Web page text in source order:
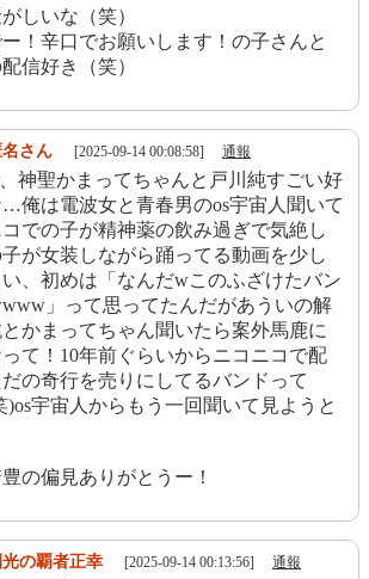
しいな（笑）
！辛口でお願いします！の子さんと
信好き（笑）
名さん [2025-09-14 00:08:58] 通報
神聖かまってちゃんと戸川純すごい好
俺は電波女と青春男のos宇宙人聞いて
での子が精神薬の飲み過ぎで気絶し
が女装しながら踊ってる動画を少し
、初めは「なんだwこのふざけたバン
」って思ってたんだがあういの解
かまってちゃん聞いたら案外馬鹿に
て！10年前ぐらいからニコニコで配
の奇行を売りにしてるバンドって
)os宇宙人からもう一回聞いて見ようと
の偏見ありがとうー！
光の覇者正幸 [2025-09-14 00:13:56] 通報